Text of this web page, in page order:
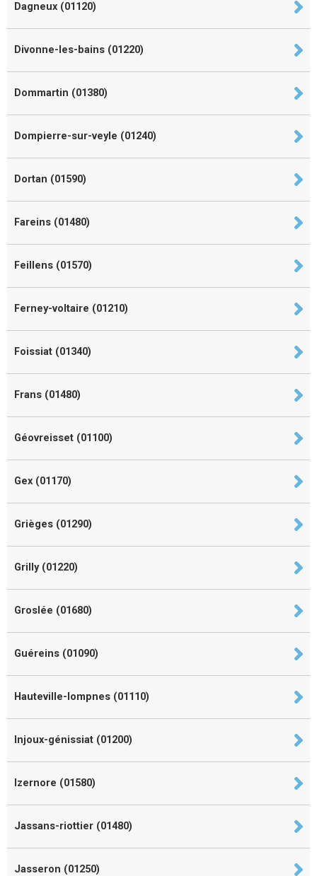
Dagneux (01120)
Divonne-les-bains (01220)
Dommartin (01380)
Dompierre-sur-veyle (01240)
Dortan (01590)
Fareins (01480)
Feillens (01570)
Ferney-voltaire (01210)
Foissiat (01340)
Frans (01480)
Géovreisset (01100)
Gex (01170)
Grièges (01290)
Grilly (01220)
Groslée (01680)
Guéreins (01090)
Hauteville-lompnes (01110)
Injoux-génissiat (01200)
Izernore (01580)
Jassans-riottier (01480)
Jasseron (01250)